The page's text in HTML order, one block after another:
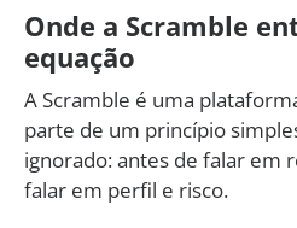
Onde a Scramble
equação
A Scramble é uma
parte de um princípio
ignorado: antes de falar em
falar em perfil e risco.